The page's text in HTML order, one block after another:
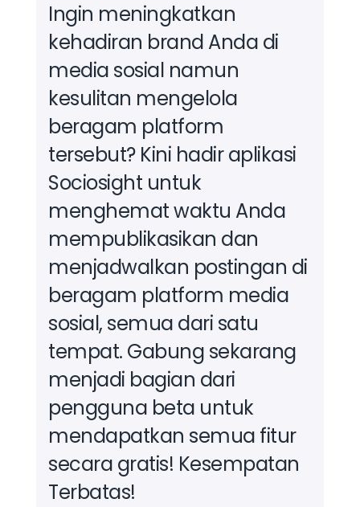
Ingin meningkatkan
kehadiran brand Anda di
media sosial namun
kesulitan mengelola
beragam platform
tersebut? Kini hadir aplikasi
Sociosight untuk
menghemat waktu Anda
mempublikasikan dan
menjadwalkan postingan di
beragam platform media
sosial, semua dari satu
tempat. Gabung sekarang
menjadi bagian dari
pengguna beta untuk
mendapatkan semua fitur
secara gratis! Kesempatan
Terbatas!